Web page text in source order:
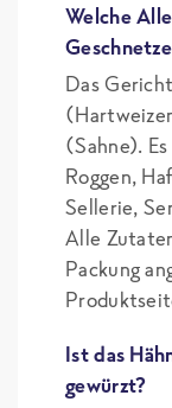
Welche
Das
(Sahne).
Roggen,
Sellerie,
Alle
Packung
Ist das
gewürzt?